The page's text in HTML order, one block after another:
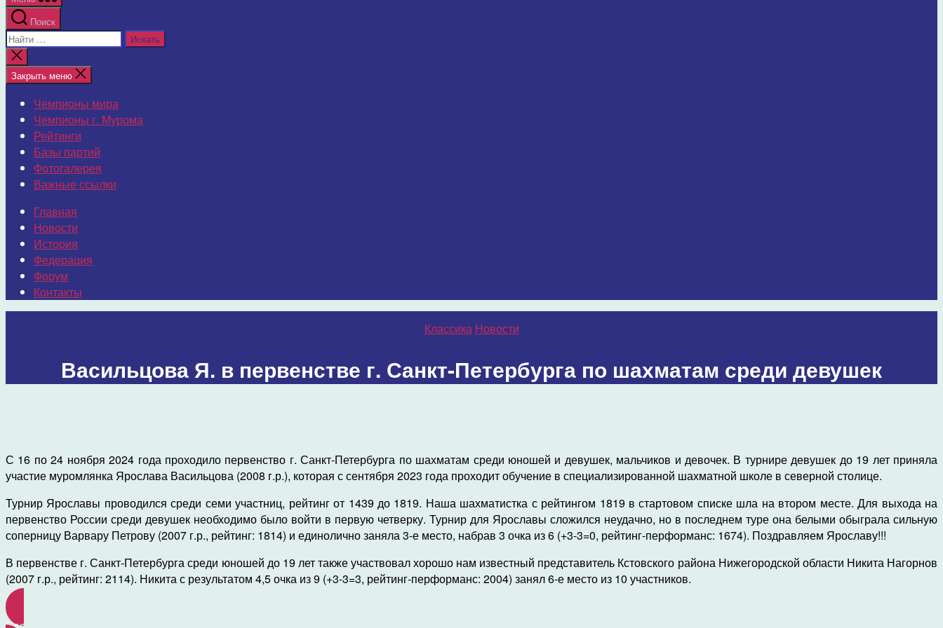
Поиск
Поиск:
Закрыть
поиск
Закрыть меню
Чемпионы мира
Чемпионы г. Мурома
Рейтинги
Базы партий
Фотогалерея
Важные ссылки
Главная
Новости
История
Федерация
Форум
Контакты
Рубрики
Классика Новости
Васильцова Я. в первенстве г. Санкт-Петербурга по шахматам среди девушек
С 16 по 24 ноября 2024 года проходило первенство г. Санкт-Петербурга по шахматам среди юношей и девушек, мальчиков и девочек. В турнире девушек до 19 лет приняла
участие муромлянка Ярослава Васильцова (2008 г.р.), которая с сентября 2023 года проходит обучение в специализированной шахматной школе в северной столице.
Турнир Ярославы проводился среди семи участниц, рейтинг от 1439 до 1819. Наша шахматистка с рейтингом 1819 в стартовом списке шла на втором месте. Для выхода на
первенство России среди девушек необходимо было войти в первую четверку. Турнир для Ярославы сложился неудачно, но в последнем туре она белыми обыграла сильную
соперницу Варвару Петрову (2007 г.р., рейтинг: 1814) и единолично заняла 3-е место, набрав 3 очка из 6 (+3-3=0, рейтинг-перформанс: 1674). Поздравляем Ярославу!!!
В первенстве г. Санкт-Петербурга среди юношей до 19 лет также участвовал хорошо нам известный представитель Кстовского района Нижегородской области Никита Нагорнов
(2007 г.р., рейтинг: 2114). Никита с результатом 4,5 очка из 9 (+3-3=3, рейтинг-перформанс: 2004) занял 6-е место из 10 участников.